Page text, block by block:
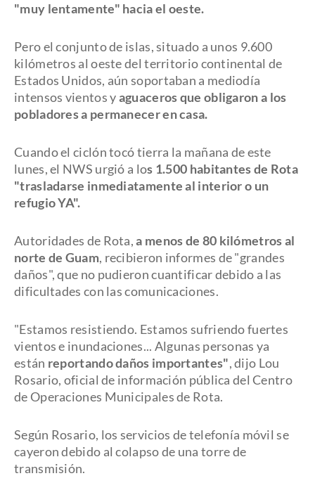
"muy lentamente" hacia el oeste.
Pero el conjunto de islas, situado a unos 9.600
kilómetros al oeste del territorio continental de
Estados Unidos, aún soportaban a mediodía
intensos vientos yaguaceros que obligaron a los
pobladores a permanecer en casa.
Cuando el ciclón tocó tierra la mañana de este
lunes, el NWS urgió a los 1.500 habitantes de Rota
"trasladarse inmediatamente al interior o un
refugio YA".
Autoridades de Rota,a menos de 80 kilómetros al
norte de Guam, recibieron informes de "grandes
daños", que no pudieron cuantificar debido a las
dificultades con las comunicaciones.
"Estamos resistiendo. Estamos sufriendo fuertes
vientos e inundaciones... Algunas personas ya
están reportando daños importantes", dijo Lou
Rosario, oficial de información pública del Centro
de Operaciones Municipales de Rota.
Según Rosario, los servicios de telefonía móvil se
cayeron debido al colapso de una torre de
transmisión.